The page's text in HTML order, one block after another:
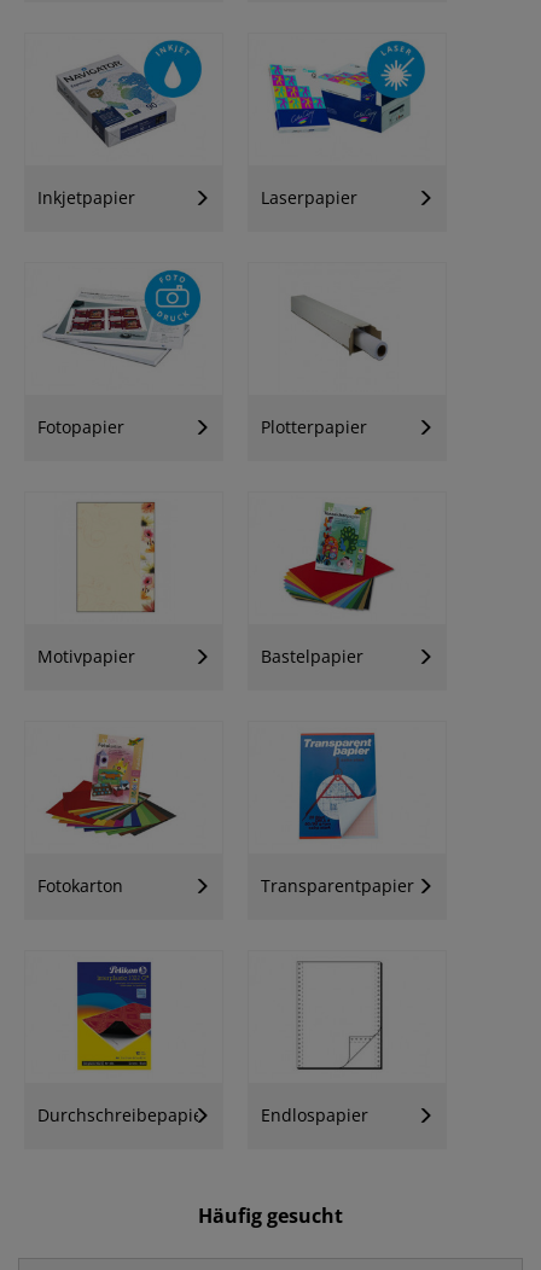
Inkjetpapier Laserpapier
Fotopapier Plotterpapier
Motivpapier Bastelpapier
Fotokarton Transparentpapier
Durchschreibepapier Endlospapier
Häufig gesucht